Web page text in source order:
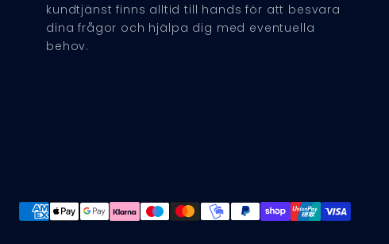
kundtjänst finns alltid till hands för att besvara
dina frågor och hjälpa dig med eventuella
behov.